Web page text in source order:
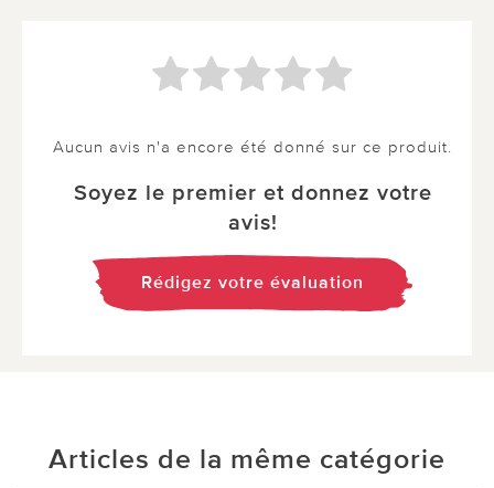
Aucun avis n'a encore été donné sur ce produit.
Soyez le premier et donnez votre
avis!
Rédigez votre évaluation
Articles de la même catégorie